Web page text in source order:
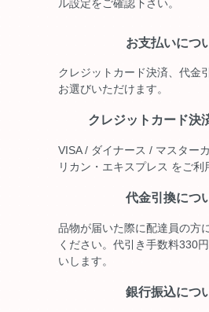
ル設定をご確認下さい。
お支払いにつ
クレジットカード決済、代金
お選びいただけます。
クレジットカード決
VISA / ダイナース / マスター
リカン・エキスプレス をご利
代金引換につ
品物が届いた際に配達員の方
ください。代引き手数料330
いします。
銀行振込につ